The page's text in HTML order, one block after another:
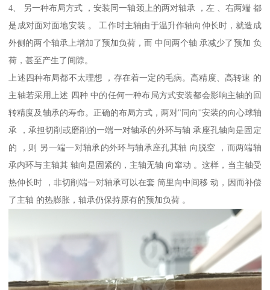
4、 另一种布局方式 ，安装同一轴颈上的两对轴承 ，左 、右两端 都
是成对面对面地安装 。 工作时主轴由于温升作轴向伸长时，就造成
外侧的两个轴承上增加了预加负荷，而 中间两个轴 承减少了预加 负
荷，甚至产生了间隙。
上述四种布局都不太理想 ，存在着一定的毛病。高精度、高转速 的
主轴若采用上述 四种 中的任何一种布局方式安装都会影响主轴的回
转精度及轴承的寿命。正确的布局方式，两对"同向''安装的向心球轴
承 ，承担切削或磨削的一端一对轴承的外环与轴 承座孔轴向是固定
的 ，则 另一端一对轴承的外环与轴承座孔其轴 向脱空 ，而两端轴
承内环与主轴其 轴向是固紧的，主轴无轴 向窜动 。这样，当主轴受
热伸长时 ，非切削端一对轴承可以在套 筒里向中间移 动，因而补偿
了主轴 的热膨胀，轴承仍保持原有的预加负荷 。